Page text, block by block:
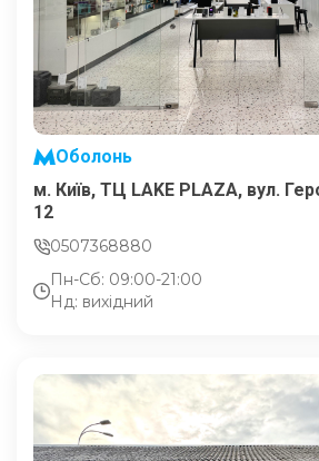
Оболонь
м. Київ, ТЦ LAKE PLAZA, вул.
12
0507368880
Пн-Сб: 09:00-21:00
Нд: вихідний